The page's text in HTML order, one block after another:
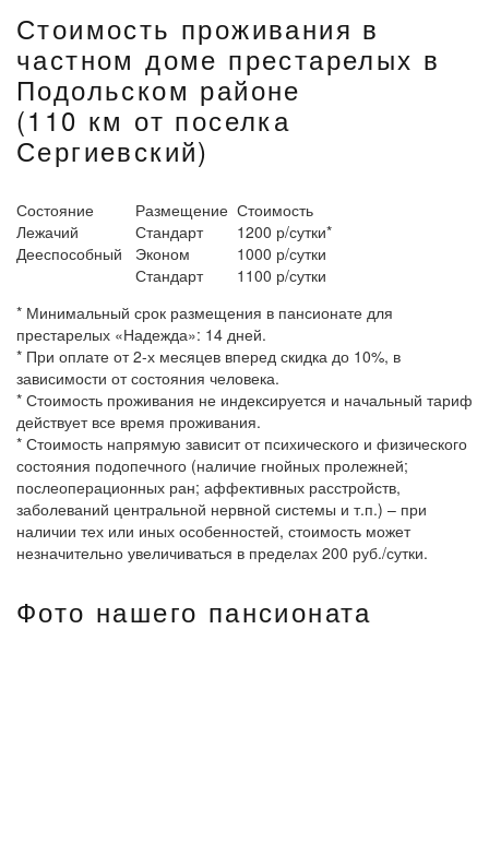
Стоимость проживания в
частном доме престарелых в
Подольском районе
(110 км от поселка
Сергиевский)
Состояние Размещение Стоимость
Лежачий
Стандарт
1200 р/сутки*
Дееспособный
Эконом
1000 р/сутки
Стандарт
1100 р/сутки
* Минимальный срок размещения в пансионате для
престарелых «Надежда»: 14 дней.
* При оплате от 2-х месяцев вперед скидка до 10%, в
зависимости от состояния человека.
* Стоимость проживания не индексируется и начальный тариф
действует все время проживания.
* Стоимость напрямую зависит от психического и физического
состояния подопечного (наличие гнойных пролежней;
послеоперационных ран; аффективных расстройств,
заболеваний центральной нервной системы и т.п.) – при
наличии тех или иных особенностей, стоимость может
незначительно увеличиваться в пределах 200 руб./сутки.
Фото нашего пансионата